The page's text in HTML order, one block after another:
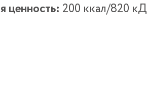
ценность: 200 ккал/820